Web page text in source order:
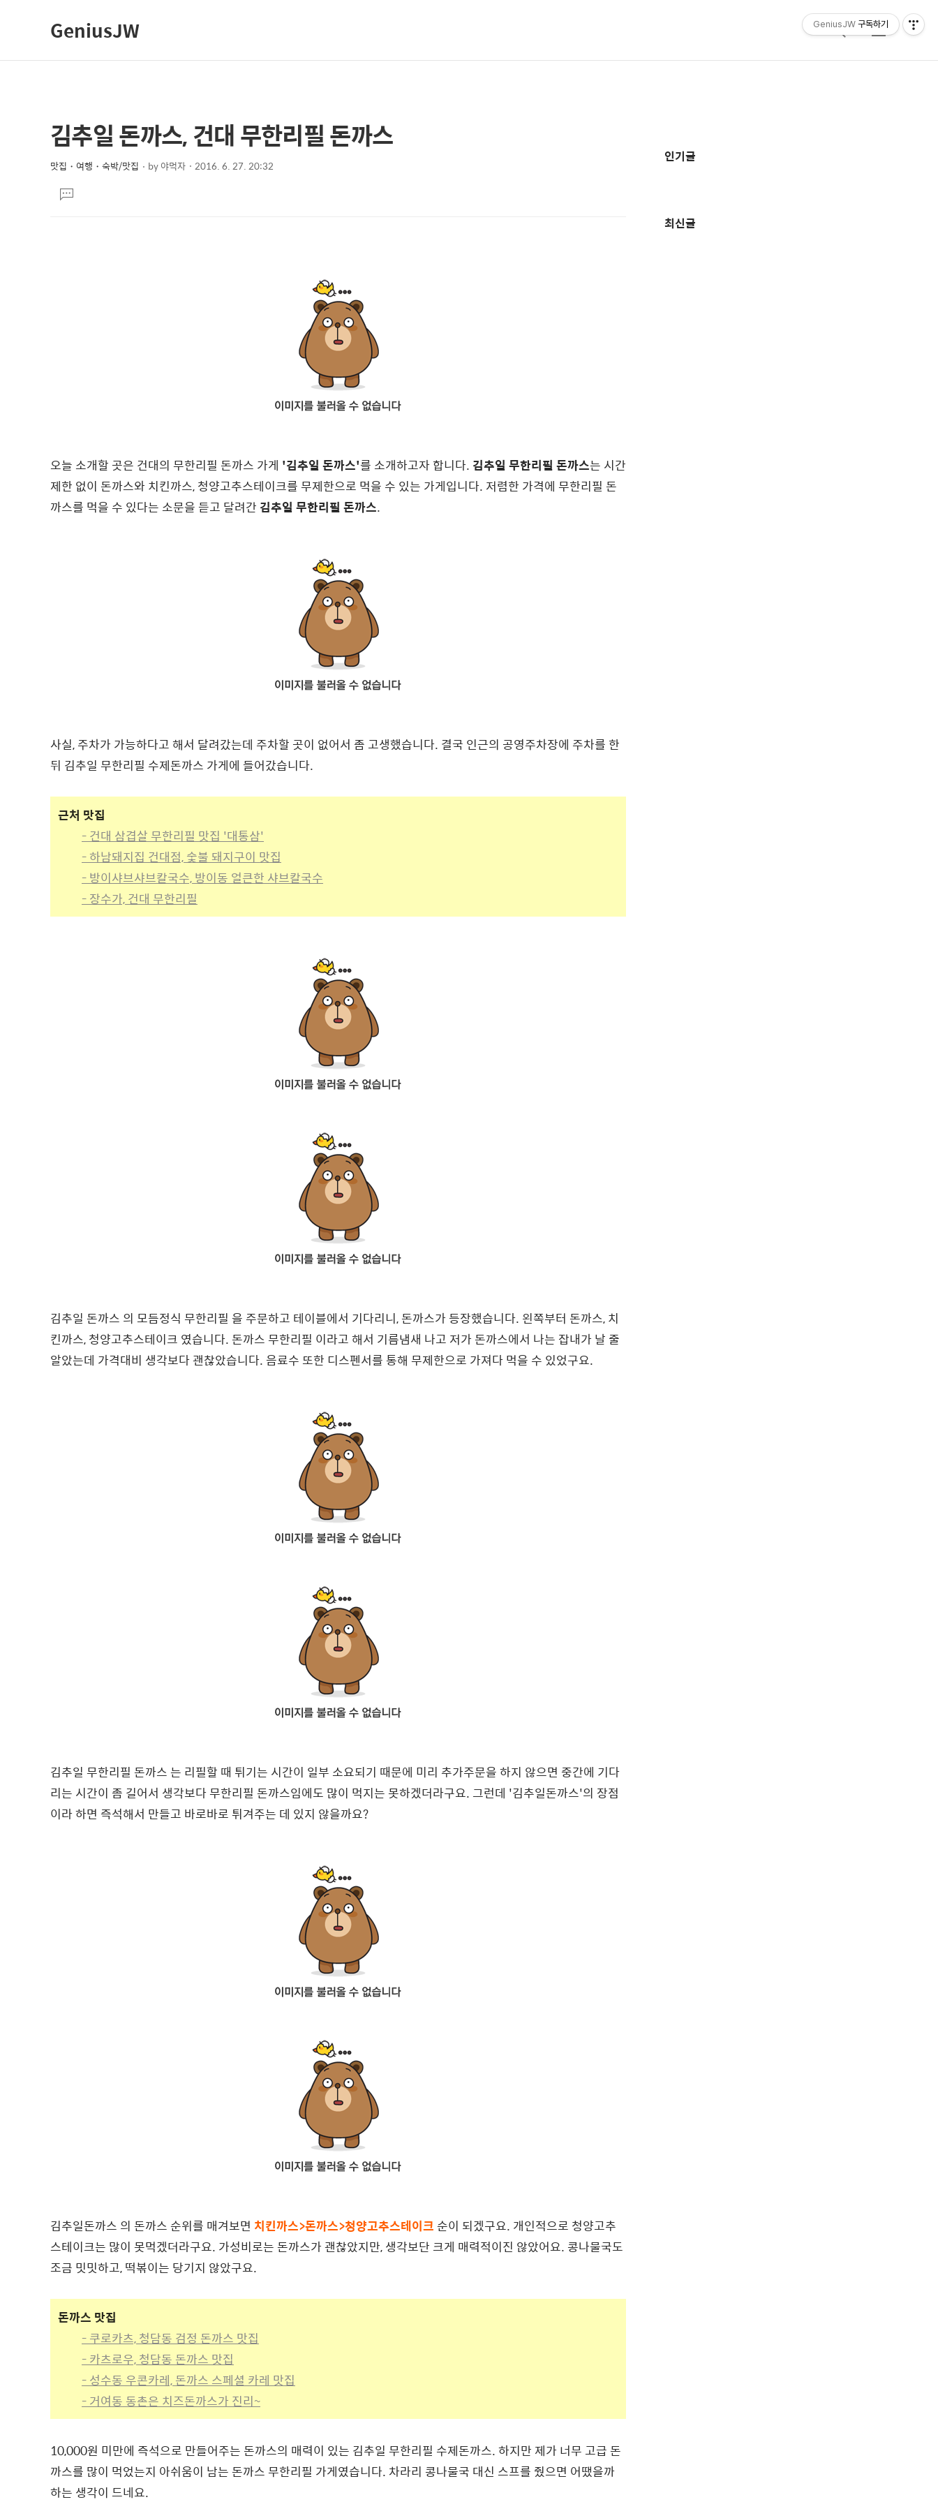
GeniusJW
검
메
상
세
컨
텐
본
문
제
김추일 돈까스, 건대 무한리필 돈까스
맛집・여행・숙박/맛집 by야먹자 2016. 6. 27. 20:32
문댓
글
오늘 소개할 곳은 건대의 무한리필 돈까스 가게 '김추일 돈까스'를 소개하고자 합니다. 김추일 무한리필 돈까스는 시간
제한 없이 돈까스와 치킨까스, 청양고추스테이크를 무제한으로 먹을 수 있는 가게입니다. 저렴한 가격에 무한리필 돈
까스를 먹을 수 있다는 소문을 듣고 달려간 김추일 무한리필 돈까스.
사실, 주차가 가능하다고 해서 달려갔는데 주차할 곳이 없어서 좀 고생했습니다. 결국 인근의 공영주차장에 주차를 한
뒤 김추일 무한리필 수제돈까스 가게에 들어갔습니다.
근처 맛집
- 건대 삼겹살 무한리필 맛집 '대통삼'
- 하남돼지집 건대점, 숯불 돼지구이 맛집
- 방이샤브샤브칼국수, 방이동 얼큰한 샤브칼국수
- 장수가, 건대 무한리필
김추일 돈까스 의 모듬정식 무한리필 을 주문하고 테이블에서 기다리니, 돈까스가 등장했습니다. 왼쪽부터 돈까스, 치
킨까스, 청양고추스테이크 였습니다. 돈까스 무한리필 이라고 해서 기름냄새 나고 저가 돈까스에서 나는 잡내가 날 줄
알았는데 가격대비 생각보다 괜찮았습니다. 음료수 또한 디스펜서를 통해 무제한으로 가져다 먹을 수 있었구요.
김추일 무한리필 돈까스 는 리필할 때 튀기는 시간이 일부 소요되기 때문에 미리 추가주문을 하지 않으면 중간에 기다
리는 시간이 좀 길어서 생각보다 무한리필 돈까스임에도 많이 먹지는 못하겠더라구요. 그런데 '김추일돈까스'의 장점
이라 하면 즉석해서 만들고 바로바로 튀겨주는 데 있지 않을까요?
김추일돈까스 의 돈까스 순위를 매겨보면 치킨까스>돈까스>청양고추스테이크순이 되겠구요. 개인적으로 청양고추
스테이크는 많이 못먹겠더라구요. 가성비로는 돈까스가 괜찮았지만, 생각보단 크게 매력적이진 않았어요. 콩나물국도
조금 밋밋하고, 떡볶이는 당기지 않았구요.
돈까스 맛집
- 쿠로카츠, 청담동 검정 돈까스 맛집
- 카츠로우, 청담동 돈까스 맛집
- 성수동 우콘카레, 돈까스 스페셜 카레 맛집
- 거여동 동촌은 치즈돈까스가 진리~
10,000원 미만에 즉석으로 만들어주는 돈까스의 매력이 있는 김추일 무한리필 수제돈까스. 하지만 제가 너무 고급 돈
까스를 많이 먹었는지 아쉬움이 남는 돈까스 무한리필 가게였습니다. 차라리 콩나물국 대신 스프를 줬으면 어땠을까
하는 생각이 드네요.
가
인기글
최신글
GeniusJW 구독하기